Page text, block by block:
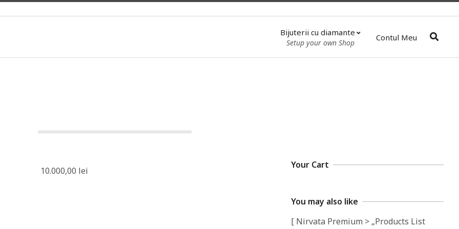
Bijuterii cu diamante
Setup your own Shop
Contul Meu
10.000,00 lei
Your Cart
You may also like
[ Nirvata Premium > „Products List